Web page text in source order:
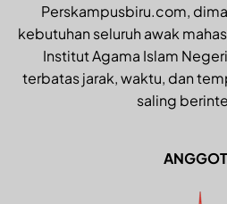
Perskampusbiru.com,
kebutuhan seluruh awak
Institut Agama Islam
terbatas jarak, waktu, dan
saling